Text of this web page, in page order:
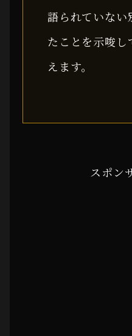
語られていない
たことを示唆
えます。
スポン